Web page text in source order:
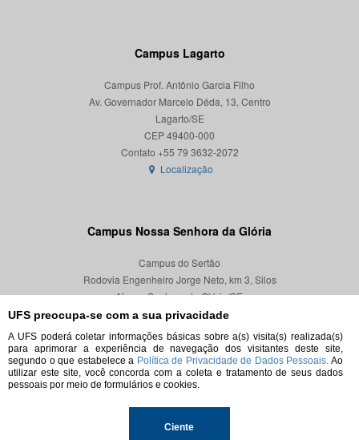
UFS preocupa-se com a sua privacidade
A UFS poderá coletar informações básicas sobre a(s) visita(s) realizada(s)
para aprimorar a experiência de navegação dos visitantes deste site,
segundo o que estabelece a Política de Privacidade de Dados Pessoais. Ao
utilizar este site, você concorda com a coleta e tratamento de seus dados
pessoais por meio de formulários e cookies.
Ciente
Campus Lagarto
Campus Prof. Antônio Garcia Filho
Av. Governador Marcelo Déda, 13, Centro
Lagarto/SE
CEP 49400-000
Localização
Campus Nossa Senhora da Glória
Campus do Sertão
Rodovia Engenheiro Jorge Neto, km 3, Silos
Nossa Senhora da Glória/SE
CEP 49680-000
Localização
© 2026. Todos os direitos reservados.